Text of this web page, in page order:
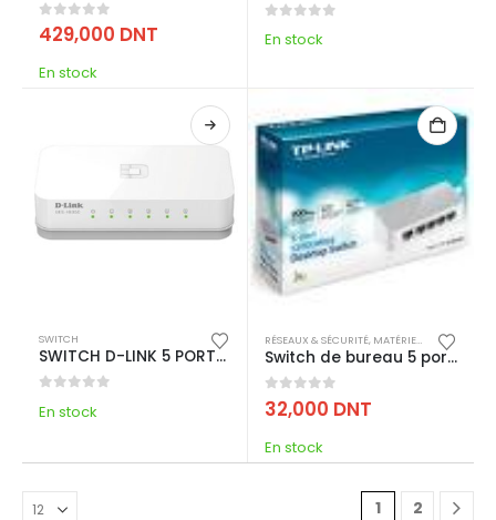
0out of 5
429,000 DNT
En stock
En stock
SWITCH
SWITCH D-LINK 5 PORTS 10/100 MBPS – BLANC (DES-1005C)
En stock
RÉSEAUX & SÉCURITÉ, MATÉRIEL ET ACCESSOIRES RÉSEAU
Switch de bureau 5 ports 10/100 Mbps
0 out of 5
32,000 DNT
En stock
1 2